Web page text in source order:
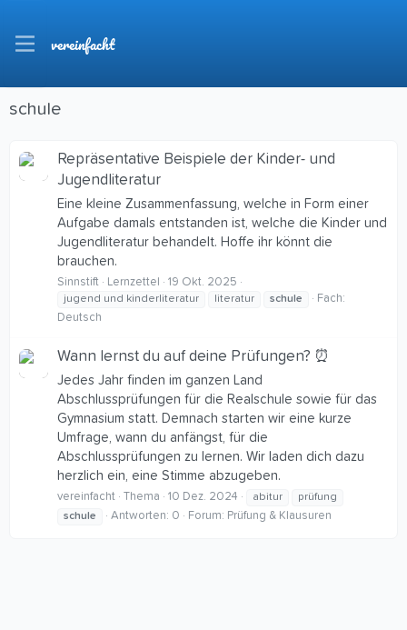
vereinfacht
schule
Repräsentative Beispiele der Kinder- und
Jugendliteratur
Eine kleine Zusammenfassung, welche in Form einer
Aufgabe damals entstanden ist, welche die Kinder und
Jugendliteratur behandelt. Hoffe ihr könnt die
brauchen.
Sinnstift Lernzettel 19 Okt. 2025
jugend und kinderliteratur literatur schule
Fach:
Deutsch
Wann lernst du auf deine Prüfungen? ⏰
Jedes Jahr finden im ganzen Land
Abschlussprüfungen für die Realschule sowie für das
Gymnasium statt. Demnach starten wir eine kurze
Umfrage, wann du anfängst, für die
Abschlussprüfungen zu lernen. Wir laden dich dazu
herzlich ein, eine Stimme abzugeben.
vereinfacht Thema 10 Dez. 2024 abitur
prüfung
schule
Antworten: 0 Forum: Prüfung & Klausuren